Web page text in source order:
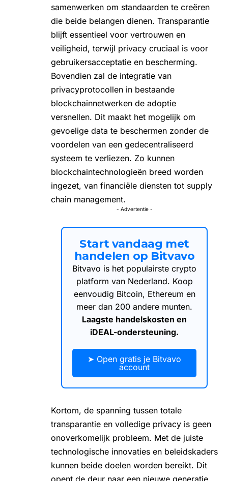
samenwerken om standaarden te creëren
die beide belangen dienen. Transparantie
blijft essentieel voor vertrouwen en
veiligheid, terwijl privacy cruciaal is voor
gebruikersacceptatie en bescherming.
Bovendien zal de integratie van
privacyprotocollen in bestaande
blockchainnetwerken de adoptie
versnellen. Dit maakt het mogelijk om
gevoelige data te beschermen zonder de
voordelen van een gedecentraliseerd
systeem te verliezen. Zo kunnen
blockchaintechnologieën breed worden
ingezet, van financiële diensten tot supply
chain management.
- Advertentie -
Start vandaag met
handelen op Bitvavo
Bitvavo is het populairste crypto
platform van Nederland. Koop
eenvoudig Bitcoin, Ethereum en
meer dan 200 andere munten.
Laagste handelskosten en
iDEAL-ondersteuning.
➤ Open gratis je Bitvavo
account
Kortom, de spanning tussen totale
transparantie en volledige privacy is geen
onoverkomelijk probleem. Met de juiste
technologische innovaties en beleidskaders
kunnen beide doelen worden bereikt. Dit
opent de deur naar een nieuwe generatie